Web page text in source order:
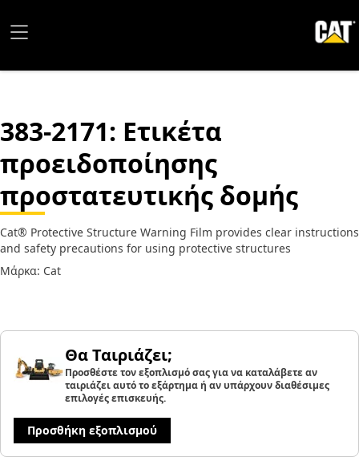
383-2171: Ετικέτα
προειδοποίησης
προστατευτικής δομής
Cat® Protective Structure Warning Film provides clear instructions
and safety precautions for using protective structures
Μάρκα: Cat
Θα Ταιριάζει;
Προσθέστε τον εξοπλισμό σας για να καταλάβετε αν
ταιριάζει αυτό το εξάρτημα ή αν υπάρχουν διαθέσιμες
επιλογές επισκευής.
Προσθήκη εξοπλισμού